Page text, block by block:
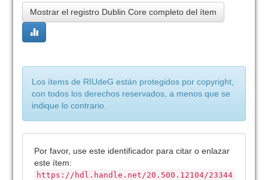
Mostrar el registro Dublin Core completo del ítem
Los ítems de RIUdeG están protegidos por copyright,
con todos los derechos reservados, a menos que se
indique lo contrario.
Por favor, use este identificador para citar o enlazar
este ítem:
https://hdl.handle.net/20.500.12104/23344